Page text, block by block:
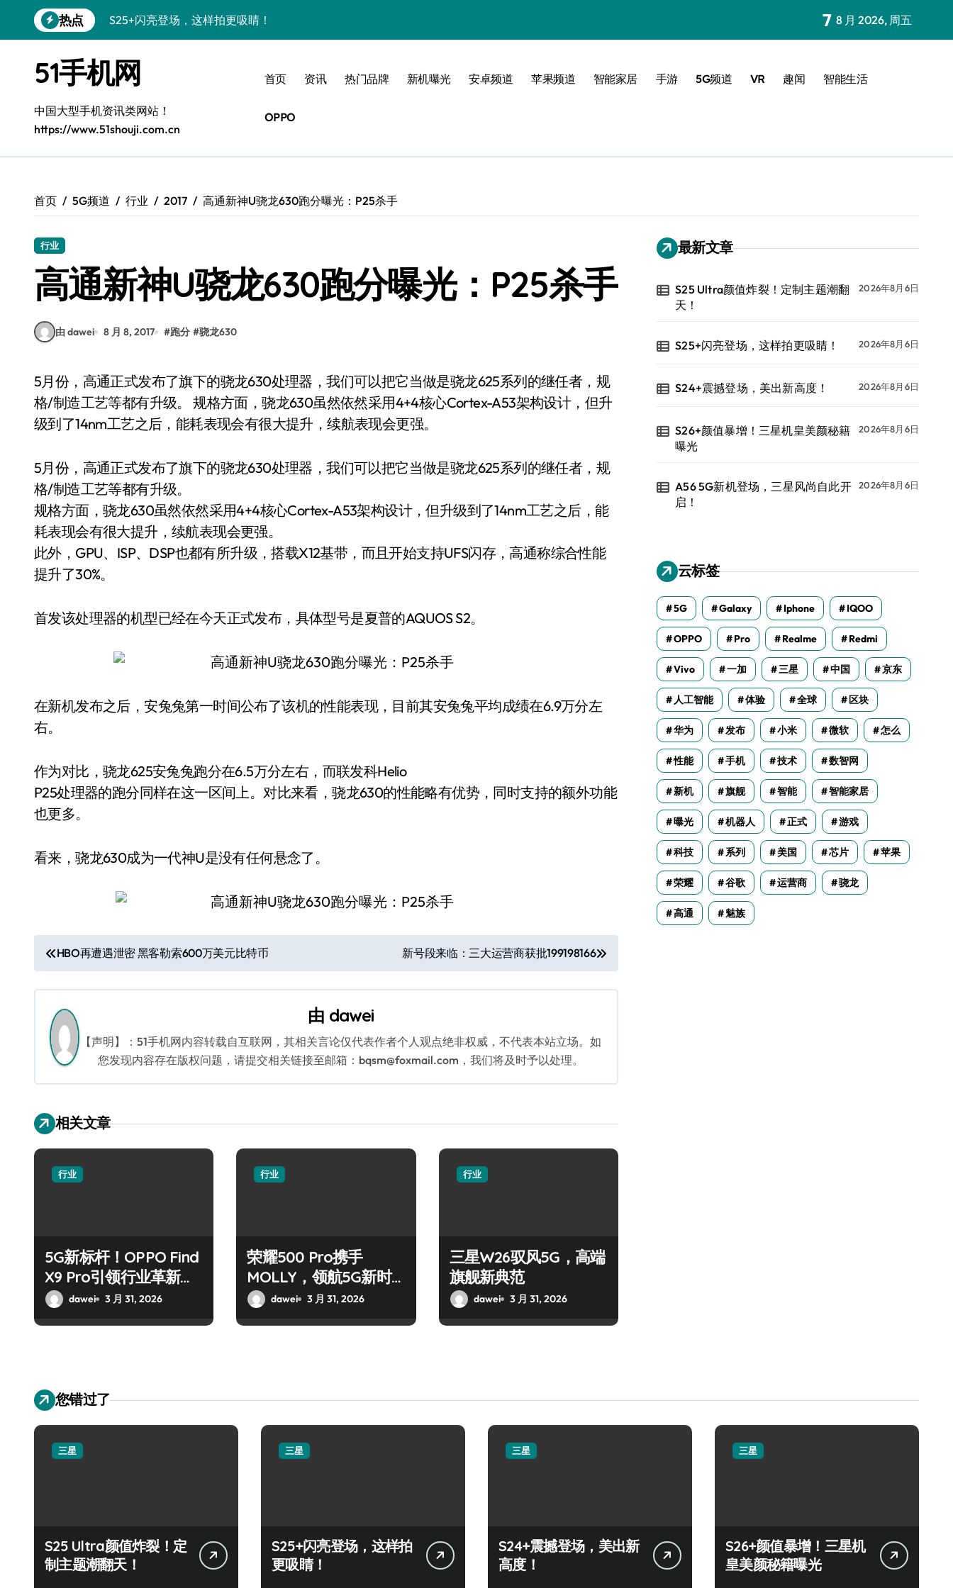
到
热点
S25+闪亮登场，这样拍更吸睛！
S26+颜值暴增！三星机皇美颜秘籍曝光
A56 5G新机登场，三星风尚自此开启！
三星S26上手秒变个性神器！
S25美化秘籍：个性定制，炫酷随心！
Galaxy C55 5G登场，美学新纪元！
S25 Ultra颜值炸裂！定制主题潮翻天！
7 8 月 2026, 周五
51手机网
中国大型手机资讯类网站！
https://www.51shouji.com.cn
首页 资讯 热门品牌 新机曝光 安卓频道 苹果频道 智能家居 手游 5G频道 VR 趣闻 智能生活
OPPO
首页 5G频道 行业 2017 高通新神U骁龙630跑分曝光：P25杀手
行业
高通新神U骁龙630跑分曝光：P25杀手
由 dawei 8 月 8, 2017 #跑分 #骁龙630
5月份，高通正式发布了旗下的骁龙630处理器，我们可以把它当做是骁龙625系列的继任者，规
格/制造工艺等都有升级。 规格方面，骁龙630虽然依然采用4+4核心Cortex-A53架构设计，但升
级到了14nm工艺之后，能耗表现会有很大提升，续航表现会更强。
5月份，高通正式发布了旗下的骁龙630处理器，我们可以把它当做是骁龙625系列的继任者，规
格/制造工艺等都有升级。
规格方面，骁龙630虽然依然采用4+4核心Cortex-A53架构设计，但升级到了14nm工艺之后，能
耗表现会有很大提升，续航表现会更强。
此外，GPU、ISP、DSP也都有所升级，搭载X12基带，而且开始支持UFS闪存，高通称综合性能
提升了30%。
首发该处理器的机型已经在今天正式发布，具体型号是夏普的AQUOS S2。
在新机发布之后，安兔兔第一时间公布了该机的性能表现，目前其安兔兔平均成绩在6.9万分左
右。
作为对比，骁龙625安兔兔跑分在6.5万分左右，而联发科Helio
P25处理器的跑分同样在这一区间上。对比来看，骁龙630的性能略有优势，同时支持的额外功能
也更多。
看来，骁龙630成为一代神U是没有任何悬念了。
文
章
航
HBO再遭遇泄密 黑客勒索600万美元比特币 新号段来临：三大运营商获批199198166
由 dawei
【声明】：51手机网内容转载自互联网，其相关言论仅代表作者个人观点绝非权威，不代表本站立场。如
您发现内容存在版权问题，请提交相关链接至邮箱：bqsm@foxmail.com，我们将及时予以处理。
相关文章
行业
5G新标杆！OPPO Find
X9 Pro引领行业革新风
潮
dawei 3 月 31, 2026
行业
荣耀500 Pro携手
MOLLY，领航5G新时
代！dawei 3 月 31, 2026
行业
三星W26驭风5G，高端
旗舰新典范
dawei 3 月 31, 2026
最新文章
S25 Ultra颜值炸裂！定制主题潮翻
天！
2026年8月6日
S25+闪亮登场，这样拍更吸睛！ 2026年8月6日
S24+震撼登场，美出新高度！ 2026年8月6日
S26+颜值暴增！三星机皇美颜秘籍
曝光
2026年8月6日
A56 5G新机登场，三星风尚自此开
启！
2026年8月6日
云标签
5G Galaxy Iphone IQOO
OPPO Pro Realme Redmi
Vivo 一加 三星 中国 京东
人工智能 体验 全球 区块
华为 发布 小米 微软 怎么
性能 手机 技术 数智网
新机 旗舰 智能 智能家居
曝光 机器人 正式 游戏
科技 系列 美国 芯片 苹果
荣耀 谷歌 运营商 骁龙
高通 魅族
您错过了
三星
S25 Ultra颜值炸裂！定
制主题潮翻天！
三星
S25+闪亮登场，这样拍
更吸睛！
三星
S24+震撼登场，美出新
高度！
三星
S26+颜值暴增！三星机
皇美颜秘籍曝光